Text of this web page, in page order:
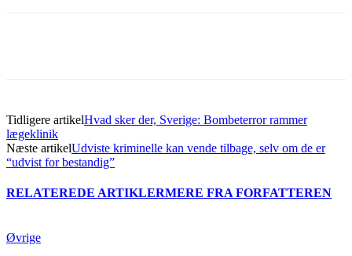
Tidligere artikelHvad sker der, Sverige: Bombeterror rammer
lægeklinik
Næste artikelUdviste kriminelle kan vende tilbage, selv om de er
“udvist for bestandig”
RELATEREDE ARTIKLERMERE FRA FORFATTEREN
Øvrige